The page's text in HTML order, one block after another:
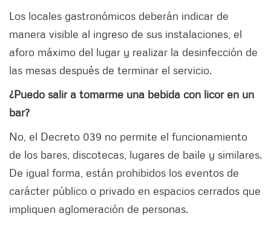
Los locales gastronómicos deberán indicar de
manera visible al ingreso de sus instalaciones, el
aforo máximo del lugar y realizar la desinfección de
las mesas después de terminar el servicio.
¿Puedo salir a tomarme una bebida con licor en un
bar?
No, el Decreto 039 no permite el funcionamiento
de los bares, discotecas, lugares de baile y similares.
De igual forma, están prohibidos los eventos de
carácter público o privado en espacios cerrados que
impliquen aglomeración de personas.